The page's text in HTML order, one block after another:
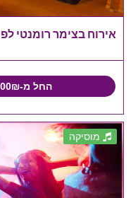
אירוח בצימר רומנטי
החל מ-300₪ לזוג לעד 3 שעות
מוסיקה